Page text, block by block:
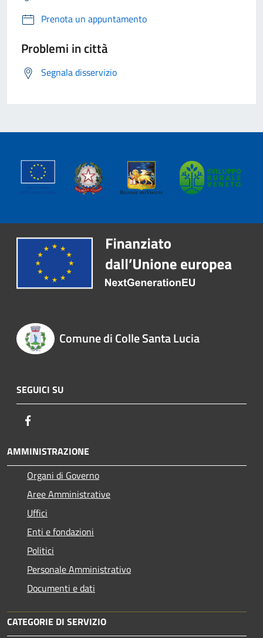
Prenota un appuntamento
Problemi in città
Segnala disservizio
Comune di Colle Santa Lucia
SEGUICI SU
AMMINISTRAZIONE
Organi di Governo
Aree Amministrative
Uffici
Enti e fondazioni
Politici
Personale Amministrativo
Documenti e dati
CATEGORIE DI SERVIZIO